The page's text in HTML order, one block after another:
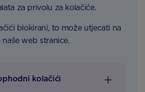
za privolu za kolačiće.
blokirani, to može utjecati na
web stranice.
kolačići